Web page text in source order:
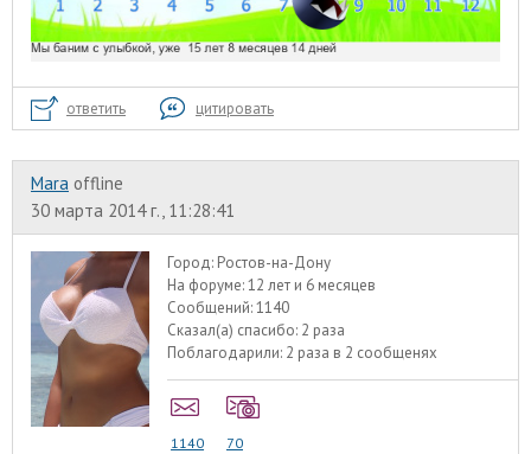
ответить цитировать
Mara offline
30 марта 2014 г., 11:28:41
Город: Ростов-на-Дону
На форуме:12 лет и 6 месяцев
Сообщений:1140
Сказал(а) спасибо: 2 раза
Поблагодарили: 2 раза в 2 сообщенях
1140 70